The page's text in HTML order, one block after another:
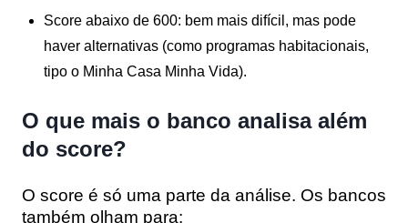
Score abaixo de 600: bem mais difícil, mas pode
haver alternativas (como programas habitacionais,
tipo o Minha Casa Minha Vida).
O que mais o banco analisa além
do score?
O score é só uma parte da análise. Os bancos
também olham para: